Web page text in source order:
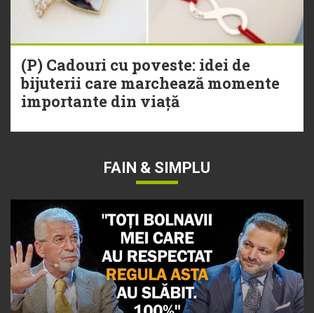
(P) Cadouri cu poveste: idei de
bijuterii care marchează momente
importante din viață
FAIN & SIMPLU